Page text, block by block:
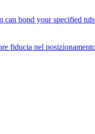
can bond your specified
fiducia nel